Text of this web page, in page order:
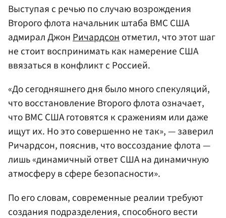
Выступая с речью по случаю возрождения
Второго флота начальник штаба ВМС США
адмирал ДжонРичардсонотметил, что этот шаг
не стоит воспринимать как намерение США
ввязаться в конфликт с Россией.
«До сегодняшнего дня было много спекуляций,
что восстановление Второго флота означает,
что ВМС США готовятся к сражениям или даже
ищут их. Но это совершенно не так», — заверил
Ричардсон, пояснив, что воссоздание флота —
лишь «динамичный ответ США на динамичную
атмосферу в сфере безопасности».
По его словам, современные реалии требуют
создания подразделения, способного вести